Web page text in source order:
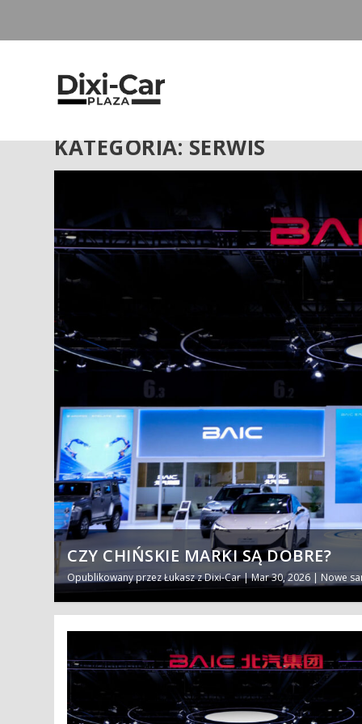
KATEGORIA: SERWIS
CZY CHIŃSKIE MARKI SĄ DOBRE?
Opublikowany przezŁukasz z Dixi-Car|Mar 30, 2026 | Nowe